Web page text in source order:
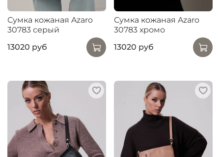
Сумка кожаная Azaro
30783 серый
13020 руб
Сумка кожаная Azaro
30783 хромо
13020 руб